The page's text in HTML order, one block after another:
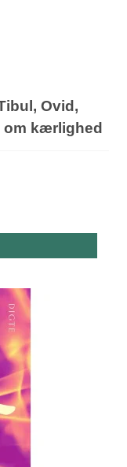
Ovid,
om kærlighed